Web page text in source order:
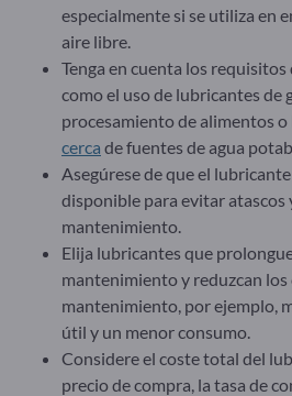
especialmente si se utiliza en
aire libre.
Tenga en cuenta los requisitos
como el uso de lubricantes de
procesamiento de alimentos
cerca de fuentes de agua
Asegúrese de que el
disponible para evitar atascos
mantenimiento.
Elija lubricantes que
mantenimiento y reduzcan los
mantenimiento, por ejemplo,
útil y un menor consumo.
Considere el coste total del
precio de compra, la tasa de